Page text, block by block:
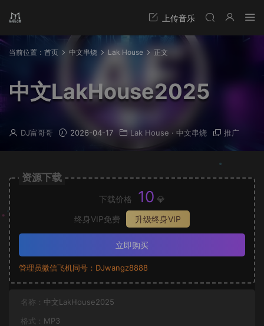
当前位置： 首页 中文串烧 Lak House 正文
中文LakHouse2025
DJ富哥哥 2026-04-17 Lak House · 中文串烧 推广
资源下载
下载价格 10 💎
终身VIP免费
升级终身VIP
立即购买
管理员微信飞机同号：DJwangz8888
名称： 中文LakHouse2025
格式： MP3